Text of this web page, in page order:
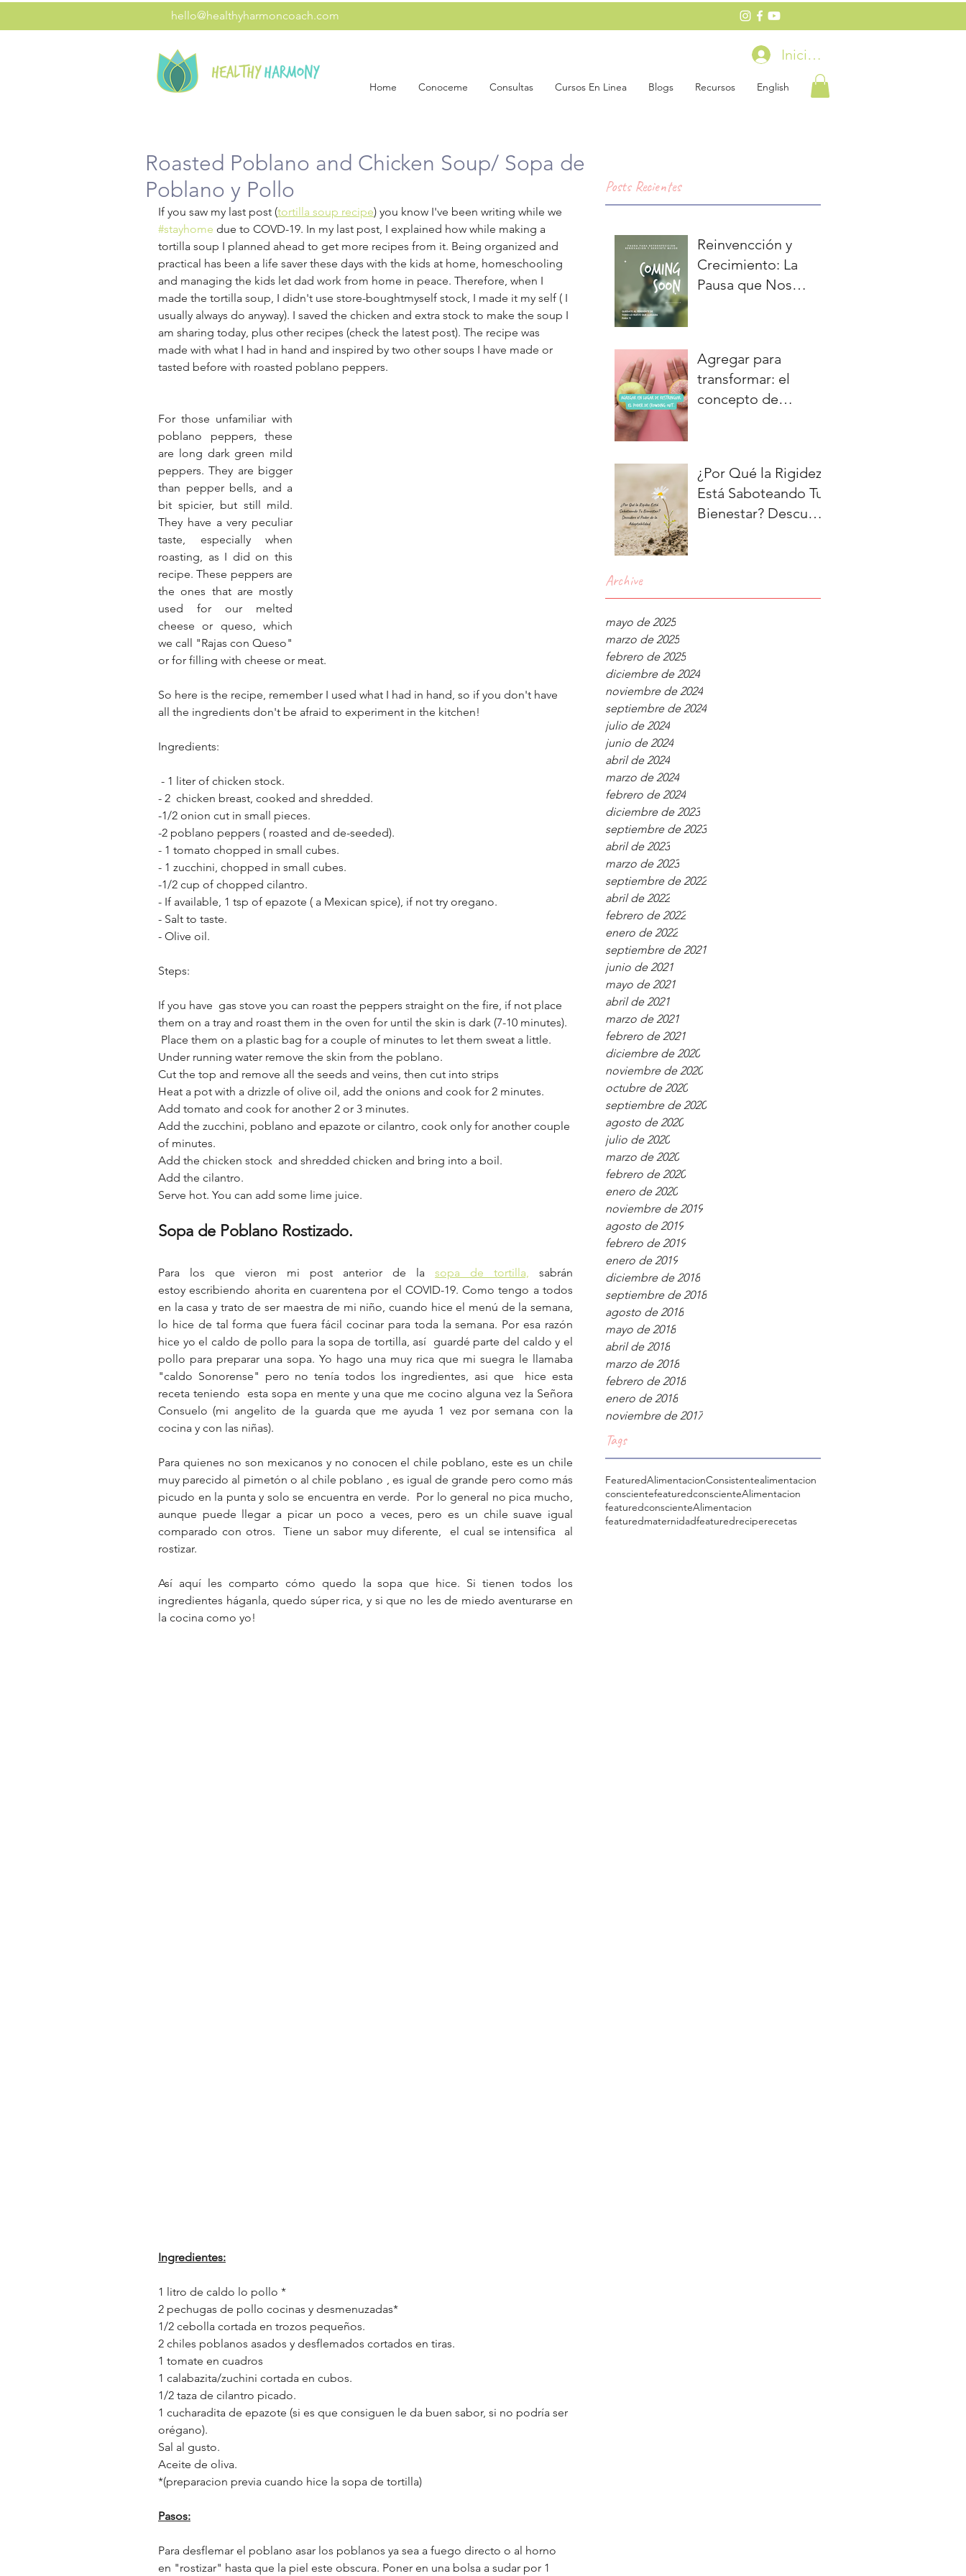
hello@healthyharmoncoach.com
Home Conoceme Consultas Cursos En Linea Blogs Recursos English
Iniciar sesión
Posts Recientes
Reinvencción y
Crecimiento: La
Pausa que Nos
Agregar para
transformar: el
concepto de
¿Por Qué la Rigidez
Está Saboteando Tu
Bienestar? Descubre
Archive
mayo de 2025
marzo de 2025
febrero de 2025
diciembre de 2024
noviembre de 2024
septiembre de 2024
julio de 2024
junio de 2024
abril de 2024
marzo de 2024
febrero de 2024
diciembre de 2023
septiembre de 2023
abril de 2023
marzo de 2023
septiembre de 2022
abril de 2022
febrero de 2022
enero de 2022
septiembre de 2021
junio de 2021
mayo de 2021
abril de 2021
marzo de 2021
febrero de 2021
diciembre de 2020
noviembre de 2020
octubre de 2020
septiembre de 2020
agosto de 2020
julio de 2020
marzo de 2020
febrero de 2020
enero de 2020
noviembre de 2019
agosto de 2019
febrero de 2019
enero de 2019
diciembre de 2018
septiembre de 2018
agosto de 2018
mayo de 2018
abril de 2018
marzo de 2018
febrero de 2018
enero de 2018
noviembre de 2017
Tags
FeaturedAlimentacionConsistentealimentacion
conscientefeaturedconscienteAlimentacion
featuredconscienteAlimentacion
featuredmaternidadfeaturedreciperecetas
Roasted Poblano and Chicken Soup/ Sopa de
Poblano y Pollo
If you saw my last post (tortilla soup recipe) you know I've been writing while we
#stayhome due to COVD-19. In my last post, I explained how while making a
tortilla soup I planned ahead to get more recipes from it. Being organized and
practical has been a life saver these days with the kids at home, homeschooling
and managing the kids let dad work from home in peace. Therefore, when I
made the tortilla soup, I didn't use store-boughtmyself stock, I made it my self ( I
usually always do anyway). I saved the chicken and extra stock to make the soup I
am sharing today, plus other recipes (check the latest post). The recipe was
made with what I had in hand and inspired by two other soups I have made or
tasted before with roasted poblano peppers.
For those unfamiliar with
poblano peppers, these
are long dark green mild
peppers. They are bigger
than pepper bells, and a
bit spicier, but still mild.
They have a very peculiar
taste, especially when
roasting, as I did on this
recipe. These peppers are
the ones that are mostly
used for our melted
cheese or queso, which
we call "Rajas con Queso"
or for filling with cheese or meat.
So here is the recipe, remember I used what I had in hand, so if you don't have
all the ingredients don't be afraid to experiment in the kitchen!
Ingredients:
- 1 liter of chicken stock.
- 2  chicken breast, cooked and shredded.
-1/2 onion cut in small pieces.
-2 poblano peppers ( roasted and de-seeded).
- 1 tomato chopped in small cubes.
- 1 zucchini, chopped in small cubes.
-1/2 cup of chopped cilantro.
- If available, 1 tsp of epazote ( a Mexican spice), if not try oregano.
- Salt to taste.
- Olive oil.
Steps:
If you have  gas stove you can roast the peppers straight on the fire, if not place
them on a tray and roast them in the oven for until the skin is dark (7-10 minutes).
Place them on a plastic bag for a couple of minutes to let them sweat a little.
Under running water remove the skin from the poblano.
Cut the top and remove all the seeds and veins, then cut into strips
Heat a pot with a drizzle of olive oil, add the onions and cook for 2 minutes.
Add tomato and cook for another 2 or 3 minutes.
Add the zucchini, poblano and epazote or cilantro, cook only for another couple
of minutes.
Add the chicken stock  and shredded chicken and bring into a boil.
Add the cilantro.
Serve hot. You can add some lime juice.
Sopa de Poblano Rostizado.
Para los que vieron mi post anterior de la sopa de tortilla, sabrán
estoy escribiendo ahorita en cuarentena por el COVID-19. Como tengo a todos
en la casa y trato de ser maestra de mi niño, cuando hice el menú de la semana,
lo hice de tal forma que fuera fácil cocinar para toda la semana. Por esa razón
hice yo el caldo de pollo para la sopa de tortilla, así  guardé parte del caldo y el
pollo para preparar una sopa. Yo hago una muy rica que mi suegra le llamaba
"caldo Sonorense" pero no tenía todos los ingredientes, asi que  hice esta
receta teniendo  esta sopa en mente y una que me cocino alguna vez la Señora
Consuelo (mi angelito de la guarda que me ayuda 1 vez por semana con la
cocina y con las niñas).
Para quienes no son mexicanos y no conocen el chile poblano, este es un chile
muy parecido al pimetón o al chile poblano , es igual de grande pero como más
picudo en la punta y solo se encuentra en verde.  Por lo general no pica mucho,
aunque puede llegar a picar un poco a veces, pero es un chile suave igual
comparado con otros.  Tiene un sabor muy diferente,  el cual se intensifica  al
rostizar.
Así aquí les comparto cómo quedo la sopa que hice. Si tienen todos los
ingredientes háganla, quedo súper rica, y si que no les de miedo aventurarse en
la cocina como yo!
Ingredientes:
1 litro de caldo lo pollo *
2 pechugas de pollo cocinas y desmenuzadas*
1/2 cebolla cortada en trozos pequeños.
2 chiles poblanos asados y desflemados cortados en tiras.
1 tomate en cuadros
1 calabazita/zuchini cortada en cubos.
1/2 taza de cilantro picado.
1 cucharadita de epazote (si es que consiguen le da buen sabor, si no podría ser
orégano).
Sal al gusto.
Aceite de oliva.
*(preparacion previa cuando hice la sopa de tortilla)
Pasos:
Para desflemar el poblano asar los poblanos ya sea a fuego directo o al horno
en "rostizar" hasta que la piel este obscura. Poner en una bolsa a sudar por 1